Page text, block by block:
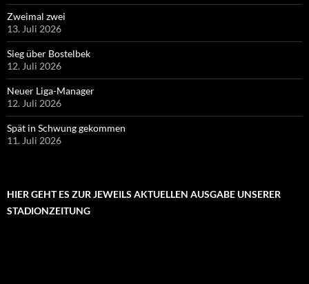
Zweimal zwei
13. Juli 2026
Sieg über Bostelbek
12. Juli 2026
Neuer Liga-Manager
12. Juli 2026
Spät in Schwung gekommen
11. Juli 2026
HIER GEHT ES ZUR JEWEILS AKTUELLEN AUSGABE UNSERER
STADIONZEITUNG